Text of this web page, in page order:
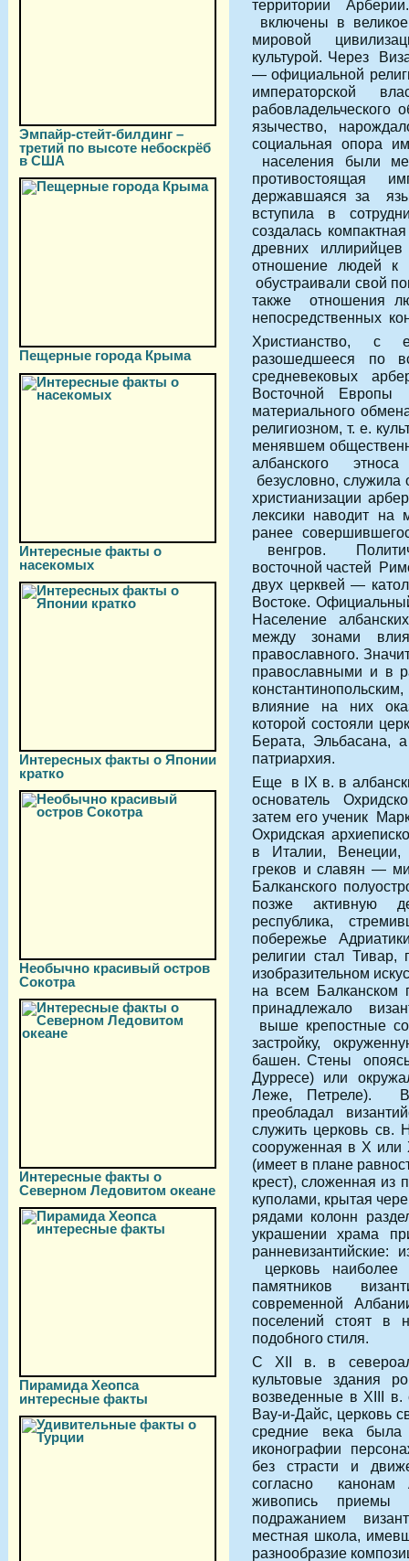
Эмпайр-стейт-билдинг –
третий по высоте небоскрёб
в США
Пещерные города Крыма
Интересные факты о
насекомых
Интересных факты о Японии
кратко
Необычно красивый остров
Сокотра
Интересные факты о
Северном Ледовитом океане
Пирамида Хеопса
интересные факты
территории
включены в
мировой
культурой. Через
— официальной
императорской
язычество,
социальная опора
населения были
противостоящая
державшаяся за
вступила в
создалась
древних
отношение людей к
обустраивали свой
также отношения
непосредственных
Христианство, с
разошедшееся по
средневековых
Восточной
материального
религиозном, т. е.
менявшем
албанского
безусловно,
христианизации
лексики наводит на
ранее
венгров.
восточной частей
двух церквей —
Востоке.
Население
между зонами
православного.
православными и в
влияние на них
которой состояли
Берата, Эльбасана,
патриархия.
Еще в IX в. в
основатель
затем его ученик
Охридская
в Италии, Венеции,
греков и славян —
Балканского
позже активную
республика,
побережье
религии стал
изобразительном
на всем Балканском
принадлежало
выше крепостные
застройку,
башен. Стены
Дурресе) или
Леже, Петреле). В
преобладал
служить церковь св.
сооруженная в X или
(имеет в плане
крест), сложенная из
куполами, крытая
рядами колонн
украшении храма
ранневизантийские:
церковь
памятников
современной
поселений стоят
подобного стиля.
С XII в. в
культовые здания
возведенные в XIII
Вау-и-Дайс, церковь
средние века была
иконографии
без страсти и
согласно канонам
живопись
подражанием
местная школа,
разнообразие